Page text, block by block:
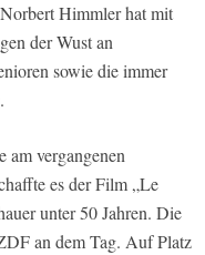
Himmler hat mit
der Wust an
sowie die immer
am vergangenen
es der Film „Le
unter 50 Jahren. Die
an dem Tag. Auf Platz